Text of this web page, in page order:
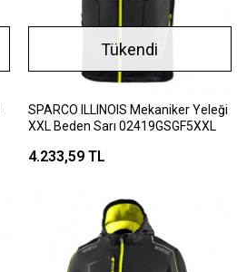
Tükendi
SPARCO ILLINOIS Mekaniker Yeleği
XXL Beden Sarı 02419GSGF5XXL
4.233,59 TL